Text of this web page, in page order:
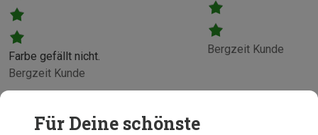
Bergzeit Kunde
Farbe gefällt nicht.
Bergzeit Kunde
Für Deine schönste